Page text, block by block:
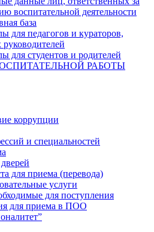
воспитательной деятельности
база
для педагогов и кураторов,
руководителей
для студентов и родителей
РАБОТЫ
коррупции
и специальностей
для приема (перевода)
услуги
для поступления
для приема в ПОО